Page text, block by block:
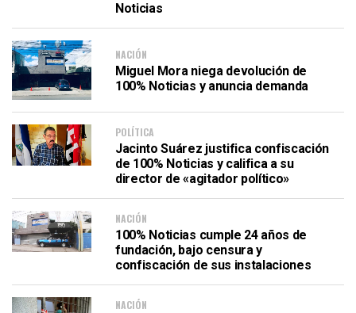
Noticias
NACIÓN
Miguel Mora niega devolución de
100% Noticias y anuncia demanda
POLÍTICA
Jacinto Suárez justifica confiscación
de 100% Noticias y califica a su
director de «agitador político»
NACIÓN
100% Noticias cumple 24 años de
fundación, bajo censura y
confiscación de sus instalaciones
NACIÓN